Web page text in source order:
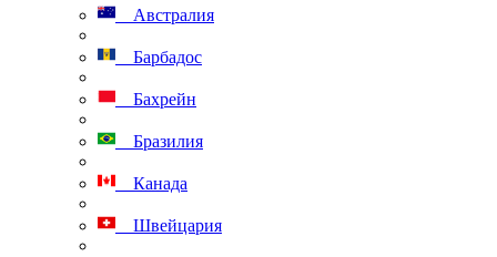
Австралия
Барбадос
Бахрейн
Бразилия
Канада
Швейцария